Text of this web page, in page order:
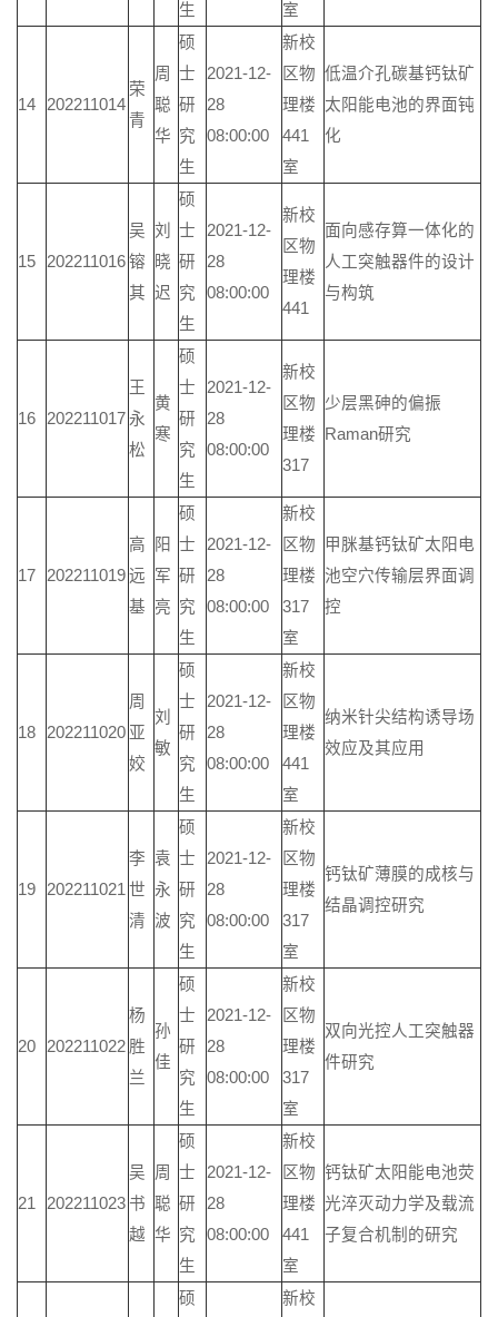
生
室
14 202211014
荣
青
周
聪
华
硕
士
研
究
生
2021-12-
28
08:00:00
新校
区物
理楼
441
室
低温介孔碳基钙钛矿
太阳能电池的界面钝
化
15 202211016
吴
镕
其
刘
晓
迟
硕
士
研
究
生
2021-12-
28
08:00:00
新校
区物
理楼
441
面向感存算一体化的
人工突触器件的设计
与构筑
16 202211017
王
永
松
黄
寒
硕
士
研
究
生
2021-12-
28
08:00:00
新校
区物
理楼
317
少层黑砷的偏振
Raman研究
17 202211019
高
远
基
阳
军
亮
硕
士
研
究
生
2021-12-
28
08:00:00
新校
区物
理楼
317
室
甲脒基钙钛矿太阳电
池空穴传输层界面调
控
18 202211020
周
亚
姣
刘
敏
硕
士
研
究
生
2021-12-
28
08:00:00
新校
区物
理楼
441
室
纳米针尖结构诱导场
效应及其应用
19 202211021
李
世
清
袁
永
波
硕
士
研
究
生
2021-12-
28
08:00:00
新校
区物
理楼
317
室
钙钛矿薄膜的成核与
结晶调控研究
20 202211022
杨
胜
兰
孙
佳
硕
士
研
究
生
2021-12-
28
08:00:00
新校
区物
理楼
317
室
双向光控人工突触器
件研究
21 202211023
吴
书
越
周
聪
华
硕
士
研
究
生
2021-12-
28
08:00:00
新校
区物
理楼
441
室
钙钛矿太阳能电池荧
光淬灭动力学及载流
子复合机制的研究
硕 新校